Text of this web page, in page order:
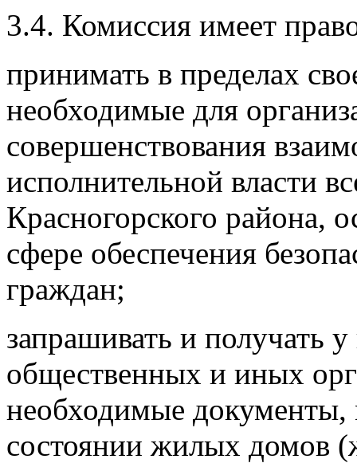
3.4. Комиссия имеет
принимать в пределах
необходимые для
совершенствования
исполнительной власти
Красногорского района,
сфере обеспечения
граждан;
запрашивать и получать
общественных и иных
необходимые
состоянии жилых домов